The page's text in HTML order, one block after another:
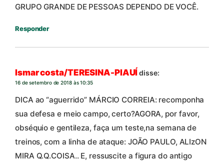
GRUPO GRANDE DE PESSOAS DEPENDO DE VOCÊ.
Responder
Ismar costa/TERESINA-PIAUÍdisse:
16 de setembro de 2018 às 10:35
DICA ao “aguerrido” MÁRCIO CORREIA: recomponha
sua defesa e meio campo, certo?AGORA, por favor,
obséquio e gentileza, faça um teste,na semana de
treinos, com a linha de ataque: JOÃO PAULO, ALIzON
MIRA Q.Q.COISA.. E, ressuscite a figura do antigo